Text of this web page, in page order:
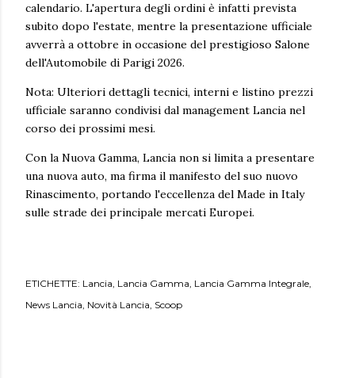
calendario. L'apertura degli ordini è infatti prevista
subito dopo l'estate, mentre la presentazione ufficiale
avverrà a ottobre in occasione del prestigioso Salone
dell'Automobile di Parigi 2026.
Nota: Ulteriori dettagli tecnici, interni e listino prezzi
ufficiale saranno condivisi dal management Lancia nel
corso dei prossimi mesi.
Con la Nuova Gamma, Lancia non si limita a presentare
una nuova auto, ma firma il manifesto del suo nuovo
Rinascimento, portando l'eccellenza del Made in Italy
sulle strade dei principale mercati Europei.
ETICHETTE: Lancia Lancia Gamma Lancia Gamma Integrale
News Lancia Novità Lancia Scoop